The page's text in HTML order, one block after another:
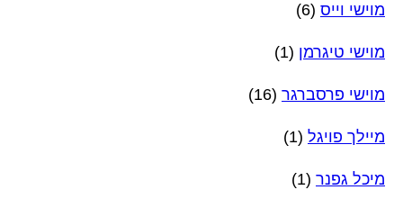
מוישי וייס (6)
מוישי טיגרמן (1)
מוישי פרסברגר (16)
מיילך פויגל (1)
מיכל גפנר (1)